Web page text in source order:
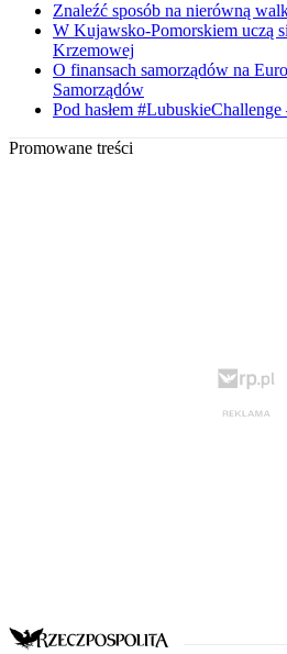
Znaleźć sposób na nierówną
W Kujawsko-Pomorskiem uczą
Krzemowej
O finansach samorządów na
Samorządów
Pod hasłem
Promowane treści